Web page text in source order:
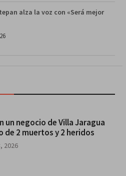
alza la voz con «Será mejor
un negocio de Villa Jaragua
de 2 muertos y 2 heridos
2026